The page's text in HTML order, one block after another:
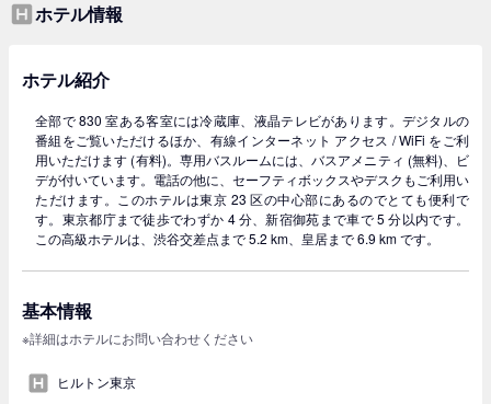
ホテル情報
ホテル紹介
全部で 830 室ある客室には冷蔵庫、液晶テレビがあります。デジタルの
番組をご覧いただけるほか、有線インターネット アクセス / WiFi をご利
用いただけます (有料)。専用バスルームには、バスアメニティ (無料)、ビ
デが付いています。電話の他に、セーフティボックスやデスクもご利用い
ただけます。このホテルは東京 23 区の中心部にあるのでとても便利で
す。東京都庁まで徒歩でわずか 4 分、新宿御苑まで車で 5 分以内です。
この高級ホテルは、渋谷交差点まで 5.2 km、皇居まで 6.9 km です。
基本情報
※詳細はホテルにお問い合わせください
ヒルトン東京